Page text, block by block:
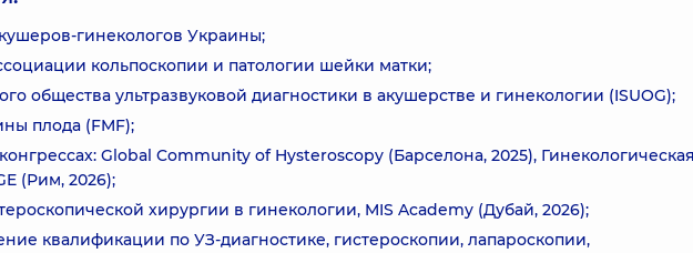
гинекологов Украины;
кольпоскопии и патологии шейки матки;
общества ультразвуковой диагностики в акушерстве и гинекологии (ISUOG);
плода (FMF);
Global Community of Hysteroscopy (Барселона, 2025),
(Рим, 2026);
хирургии в гинекологии, MIS Academy (Дубай, 2026);
квалификации по УЗ-диагностике, гистероскопии, лапароскопии,